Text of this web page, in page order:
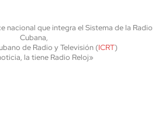
nacional que integra el Sistema de la Radio
Cubana,
de Radio y Televisión (ICRT)
la tiene Radio Reloj»